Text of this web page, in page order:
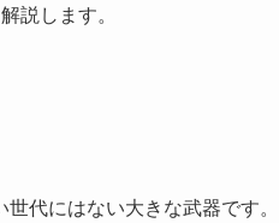
説します。
代にはない大きな武器です。